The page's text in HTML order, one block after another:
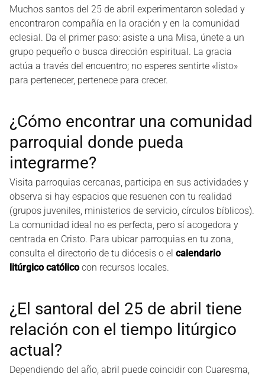
Muchos santos del 25 de abril experimentaron soledad y
encontraron compañía en la oración y en la comunidad
eclesial. Da el primer paso: asiste a una Misa, únete a un
grupo pequeño o busca dirección espiritual. La gracia
actúa a través del encuentro; no esperes sentirte «listo»
para pertenecer, pertenece para crecer.
¿Cómo encontrar una comunidad
parroquial donde pueda
integrarme?
Visita parroquias cercanas, participa en sus actividades y
observa si hay espacios que resuenen con tu realidad
(grupos juveniles, ministerios de servicio, círculos bíblicos).
La comunidad ideal no es perfecta, pero sí acogedora y
centrada en Cristo. Para ubicar parroquias en tu zona,
consulta el directorio de tu diócesis o el calendario
litúrgico católicocon recursos locales.
¿El santoral del 25 de abril tiene
relación con el tiempo litúrgico
actual?
Dependiendo del año, abril puede coincidir con Cuaresma,